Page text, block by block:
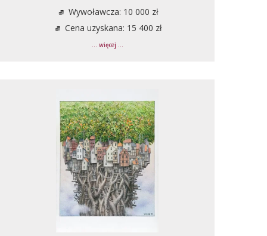
Wywoławcza: 10 000 zł
Cena uzyskana: 15 400 zł
... więcej ...